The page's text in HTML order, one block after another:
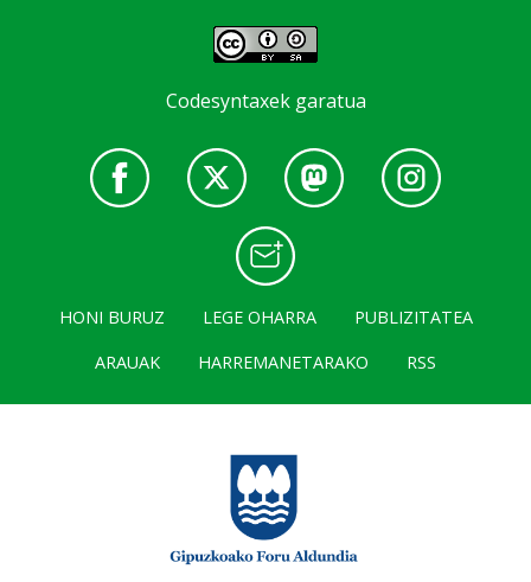
Codesyntaxek garatua
HONI BURUZ LEGE OHARRA
PUBLIZITATEA
ARAUAK
HARREMANETARAKO RSS